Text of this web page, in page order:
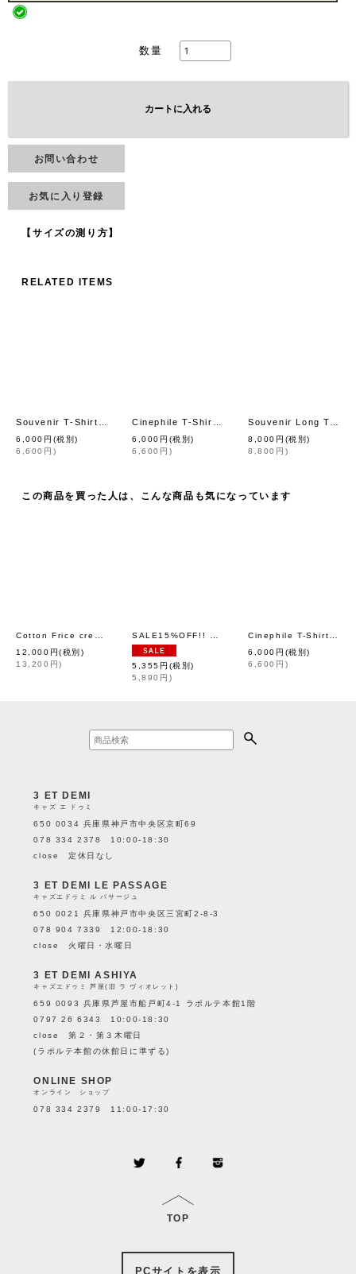
数量
カートに入れる
お問い合わせ
お気に入り登録
【サイズの測り方】
RELATED ITEMS
[Wanderclad etc..
6,000 円 (税別)
6,600 円 )
6,000 円 (税別)
6,600 円 )
8,000 円 (税別)
8,800 円 )
この商品を買った人は、こんな商品も気になっています
[
12,000 円(税別)
13,200 円) 5,355 円 (税別)
5,890 円 )
6,000 円 (税別)
6,600 円 )
3 ET DEMI
キャズ エ ドゥミ
650 0034 兵庫県神戸市中央区京町69
078 334 2378 10:00-18:30
close 定休日なし
3 ET DEMI LE PASSAGE
キャズエドゥミ ル パサージュ
650 0021 兵庫県神戸市中央区三宮町2-8-3
078 904 7339 12:00-18:30
close 火曜日・水曜日
3 ET DEMI ASHIYA
キャズエドゥミ 芦屋(旧 ラ ヴィオレット)
659 0093 兵庫県芦屋市船戸町4-1 ラポルテ本館1階
0797 26 6343 10:00-18:30
close 第２・第３木曜日
(ラポルテ本館の休館日に準ずる)
ONLINE SHOP
オンライン ショップ
078 334 2379 11:00-17:30
TOP
PCサイトを表示